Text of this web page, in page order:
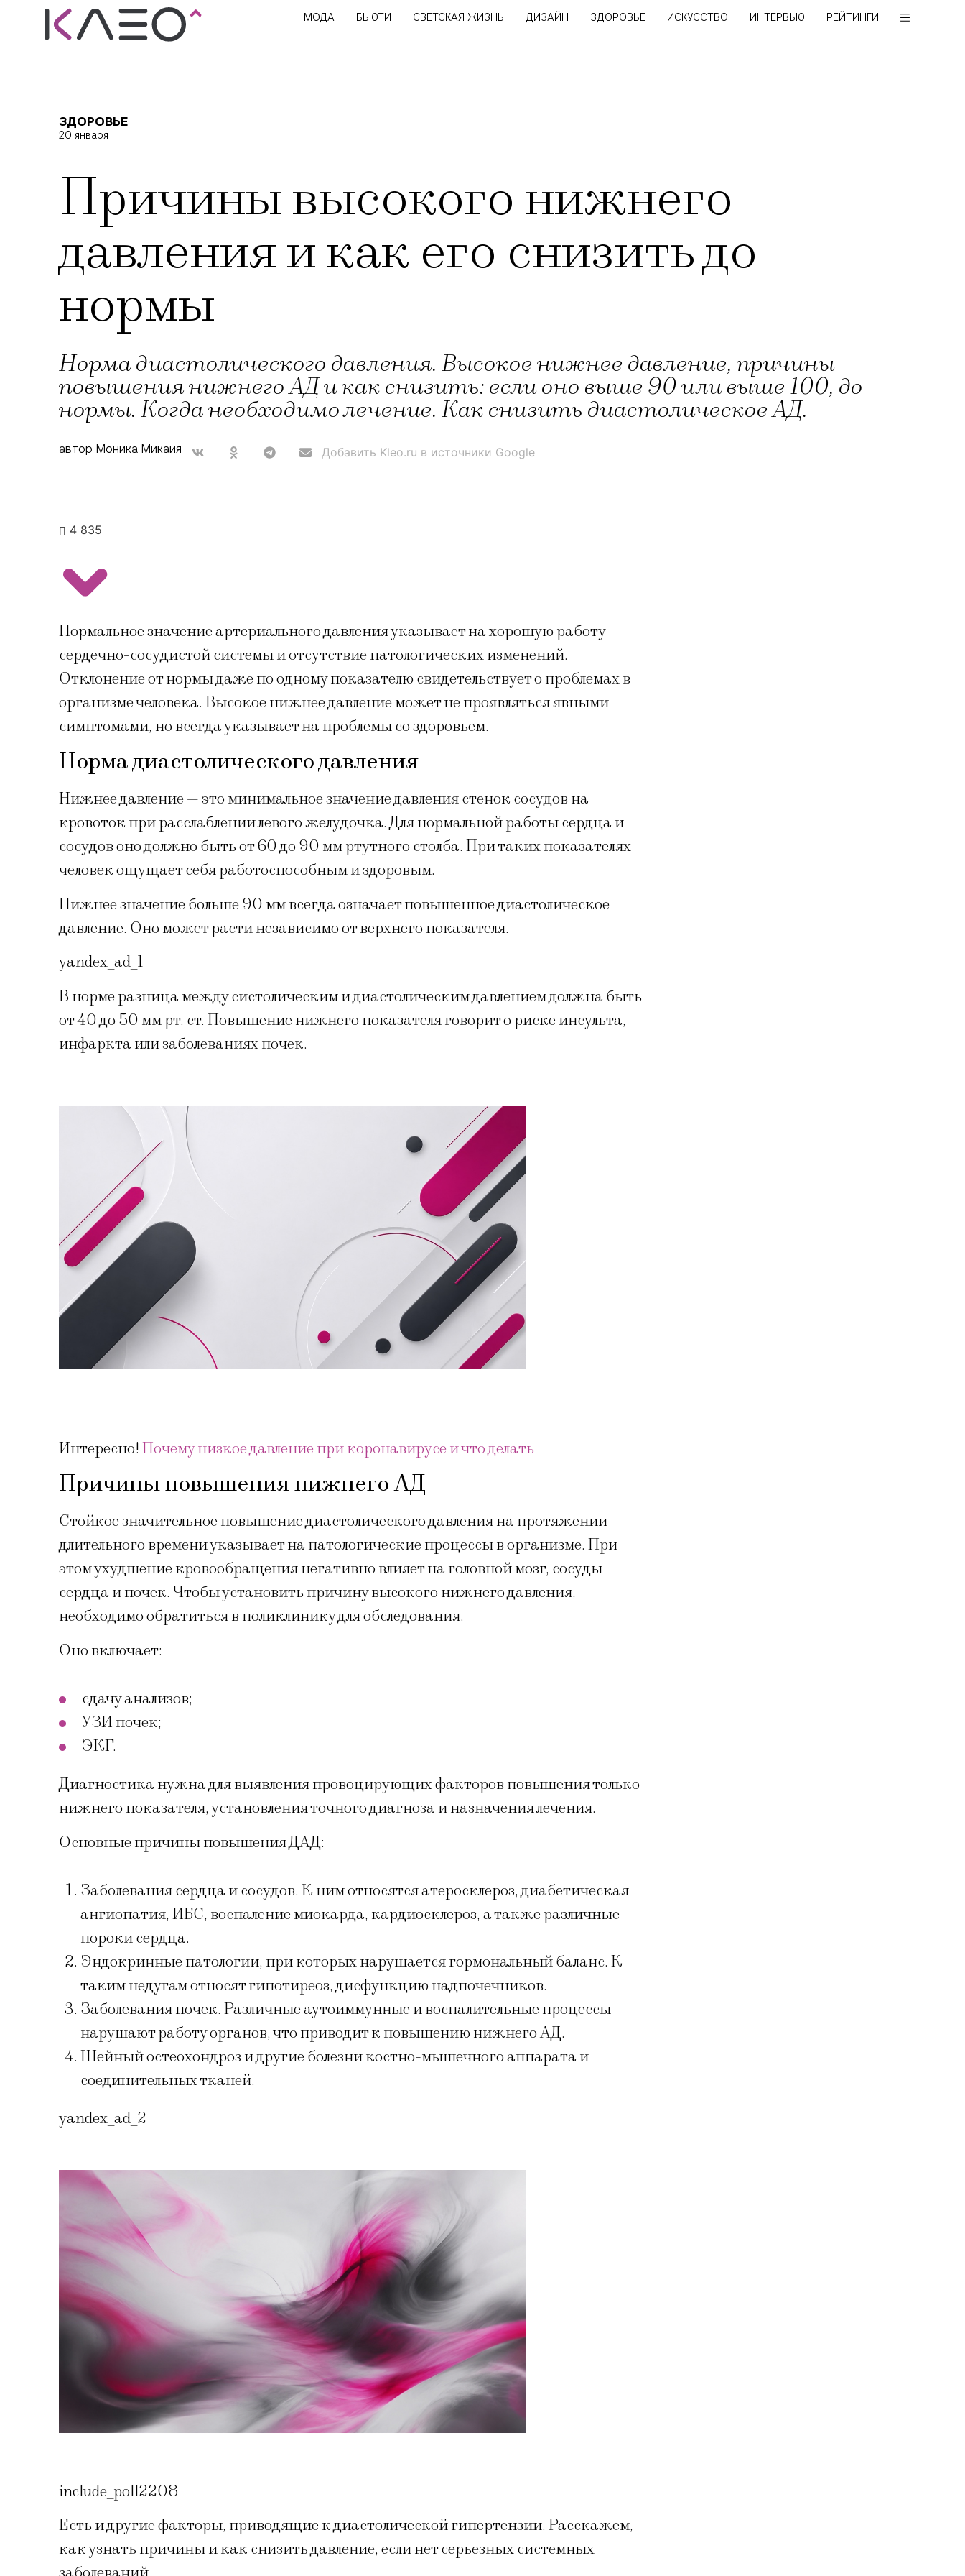
МОДА БЬЮТИ СВЕТСКАЯ ЖИЗНЬ ДИЗАЙН ЗДОРОВЬЕ ИСКУССТВО ИНТЕРВЬЮ РЕЙТИНГИ
ЗДОРОВЬЕ
20 января
Причины высокого нижнего
давления и как его снизить до
нормы
Норма диастолического давления. Высокое нижнее давление, причины
повышения нижнего АД и как снизить: если оно выше 90 или выше 100, до
нормы. Когда необходимо лечение. Как снизить диастолическое АД.
автор Моника Микаия Добавить Kleo.ru в источники Google
4 835
Нормальное значение артериального давления указывает на хорошую работу
сердечно-сосудистой системы и отсутствие патологических изменений.
Отклонение от нормы даже по одному показателю свидетельствует о проблемах в
организме человека. Высокое нижнее давление может не проявляться явными
симптомами, но всегда указывает на проблемы со здоровьем.
Норма диастолического давления
Нижнее давление — это минимальное значение давления стенок сосудов на
кровоток при расслаблении левого желудочка. Для нормальной работы сердца и
сосудов оно должно быть от 60 до 90 мм ртутного столба. При таких показателях
человек ощущает себя работоспособным и здоровым.
Нижнее значение больше 90 мм всегда означает повышенное диастолическое
давление. Оно может расти независимо от верхнего показателя.
yandex_ad_1
В норме разница между систолическим и диастолическим давлением должна быть
от 40 до 50 мм рт. ст. Повышение нижнего показателя говорит о риске инсульта,
инфаркта или заболеваниях почек.
Интересно!Почему низкое давление при коронавирусе и что делать
Причины повышения нижнего АД
Стойкое значительное повышение диастолического давления на протяжении
длительного времени указывает на патологические процессы в организме. При
этом ухудшение кровообращения негативно влияет на головной мозг, сосуды
сердца и почек. Чтобы установить причину высокого нижнего давления,
необходимо обратиться в поликлинику для обследования.
Оно включает:
сдачу анализов;
УЗИ почек;
ЭКГ.
Диагностика нужна для выявления провоцирующих факторов повышения только
нижнего показателя, установления точного диагноза и назначения лечения.
Основные причины повышения ДАД:
Заболевания сердца и сосудов. К ним относятся атеросклероз, диабетическая
ангиопатия, ИБС, воспаление миокарда, кардиосклероз, а также различные
пороки сердца.
Эндокринные патологии, при которых нарушается гормональный баланс. К
таким недугам относят гипотиреоз, дисфункцию надпочечников.
Заболевания почек. Различные аутоиммунные и воспалительные процессы
нарушают работу органов, что приводит к повышению нижнего АД.
Шейный остеохондроз и другие болезни костно-мышечного аппарата и
соединительных тканей.
yandex_ad_2
include_poll2208
Есть и другие факторы, приводящие к диастолической гипертензии. Расскажем,
как узнать причины и как снизить давление, если нет серьезных системных